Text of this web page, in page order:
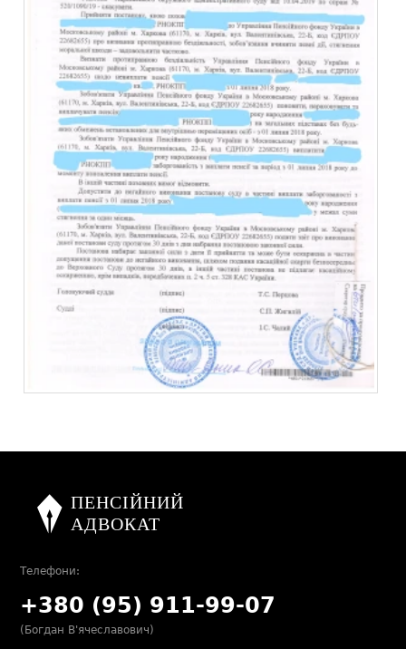
Телефони:
+380 (95) 911-99-07
(Богдан В'ячеславович)